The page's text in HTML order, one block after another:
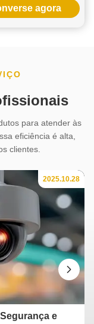
de garantia para
agora
para atender às
eficiência é alta,
clientes.
2025.10.28
e